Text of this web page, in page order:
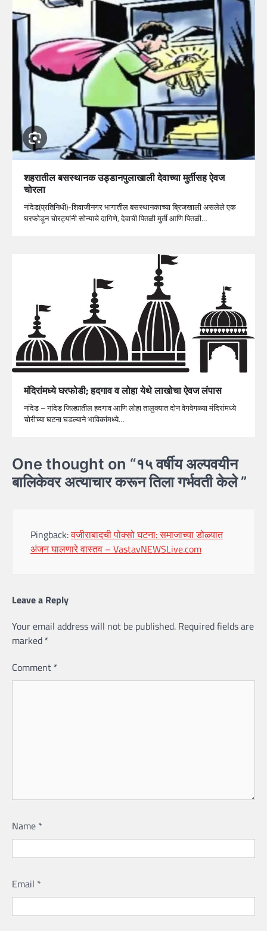
शहरातील बसस्थानक उड्डानपुलाखाली देवाच्या मुर्तीसह ऐवज
चोरला
नांदेड(प्रतिनिधी)-शिवाजीनगर भागातील बसस्थानकाच्या ब्रिजखाली असलेले एक
घरफोडून चोरट्यांनी सोन्याचे दागिणे, देवाची पितळी मुर्ती आणि पितळी…
मंदिरांमध्ये घरफोडी; हदगाव व लोहा येथे लाखोचा ऐवज लंपास
नांदेड – नांदेड जिल्ह्यातील हदगाव आणि लोहा तालुक्यात दोन वेगवेगळ्या मंदिरांमध्ये
चोरीच्या घटना घडल्याने भाविकांमध्ये…
One thought on “१५ वर्षीय अल्पवयीन
बालिकेवर अत्याचार करून तिला गर्भवती केले”
Pingback:वजीराबादची पोक्सो घटना: समाजाच्या डोळ्यात
अंजन घालणारे वास्तव – VastavNEWSLive.com
Leave a Reply
Your email address will not be published. Required fields are
marked *
Comment *
Name *
Email *